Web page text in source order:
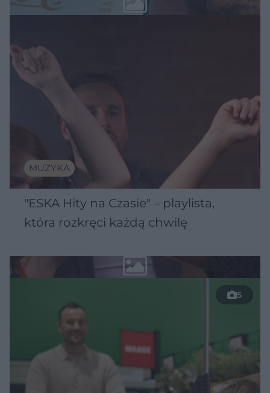
MUZYKA
"ESKA Hity na Czasie" – playlista,
która rozkręci każdą chwilę
5